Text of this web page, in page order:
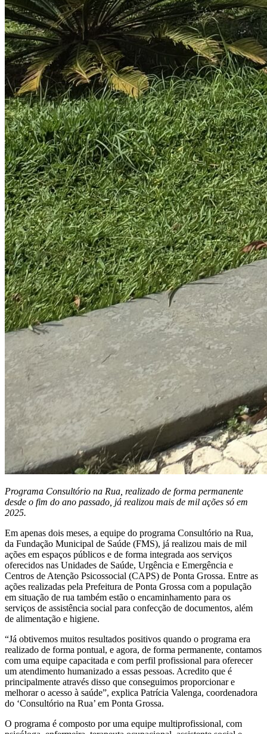
Programa Consultório na Rua, realizado de forma permanente
desde o fim do ano passado, já realizou mais de mil ações só em
2025.
Em apenas dois meses, a equipe do programa Consultório na Rua,
da Fundação Municipal de Saúde (FMS), já realizou mais de mil
ações em espaços públicos e de forma integrada aos serviços
oferecidos nas Unidades de Saúde, Urgência e Emergência e
Centros de Atenção Psicossocial (CAPS) de Ponta Grossa. Entre as
ações realizadas pela Prefeitura de Ponta Grossa com a população
em situação de rua também estão o encaminhamento para os
serviços de assistência social para confecção de documentos, além
de alimentação e higiene.
“Já obtivemos muitos resultados positivos quando o programa era
realizado de forma pontual, e agora, de forma permanente, contamos
com uma equipe capacitada e com perfil profissional para oferecer
um atendimento humanizado a essas pessoas. Acredito que é
principalmente através disso que conseguimos proporcionar e
melhorar o acesso à saúde”, explica Patrícia Valenga, coordenadora
do ‘Consultório na Rua’ em Ponta Grossa.
O programa é composto por uma equipe multiprofissional, com